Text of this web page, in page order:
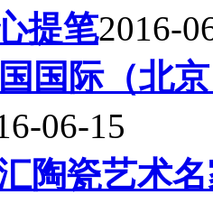
提笔2016-
国际（北
06-15
陶瓷艺术